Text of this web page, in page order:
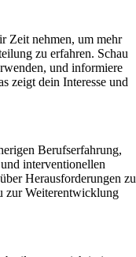
Zeit nehmen, um mehr
zu erfahren. Schau
und informiere
zeigt dein Interesse und
Berufserfahrung,
interventionellen
Herausforderungen zu
zur Weiterentwicklung